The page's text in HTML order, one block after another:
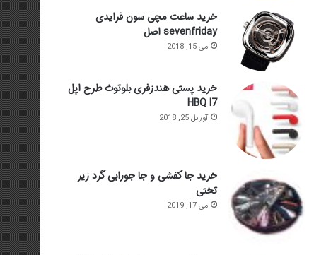
خرید ساعت مچی سون فرایدی
sevenfriday اصل
می 15, 2018
خرید پستی هندزفری بلوتوث طرح اپل
HBQ I7
آوریل 25, 2018
خرید جا کفشی و جا جورابی گرد زیر
تختی
می 17, 2019